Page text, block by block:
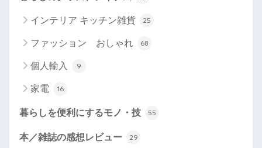
インテリア キッチン雑貨 25
ファッション おしゃれ 68
個人輸入 9
家電 16
暮らしを便利にするモノ・技 55
本／雑誌の感想レビュー 29